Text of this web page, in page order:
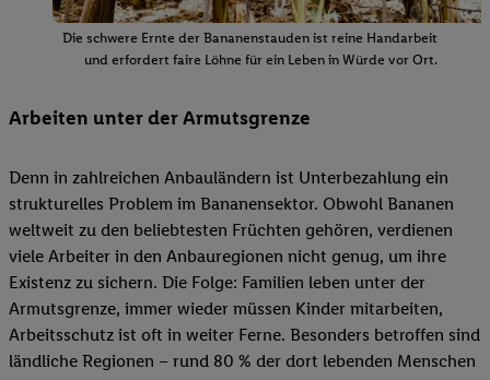
Die schwere Ernte der Bananenstauden ist reine Handarbeit
und erfordert faire Löhne für ein Leben in Würde vor Ort.
Arbeiten unter der Armutsgrenze
Denn in zahlreichen Anbauländern ist Unterbezahlung ein
strukturelles Problem im Bananensektor. Obwohl Bananen
weltweit zu den beliebtesten Früchten gehören, verdienen
viele Arbeiter in den Anbauregionen nicht genug, um ihre
Existenz zu sichern. Die Folge: Familien leben unter der
Armutsgrenze, immer wieder müssen Kinder mitarbeiten,
Arbeitsschutz ist oft in weiter Ferne. Besonders betroffen sind
ländliche Regionen – rund 80 % der dort lebenden Menschen